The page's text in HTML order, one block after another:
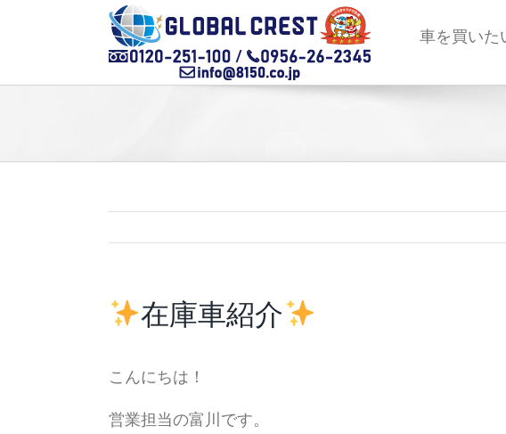
車を買いた
在庫車紹介
こんにちは！
営業担当の富川です。